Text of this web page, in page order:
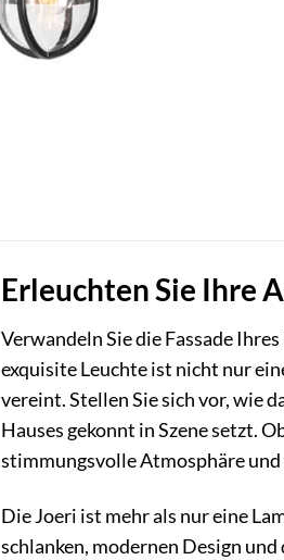
Erleuchten Sie Ihre
Verwandeln Sie die Fassade
exquisite Leuchte ist nicht nur
vereint. Stellen Sie sich vor, wie
Hauses gekonnt in Szene setzt.
stimmungsvolle Atmosphäre
Die Joeri ist mehr als nur eine
schlanken, modernen Design